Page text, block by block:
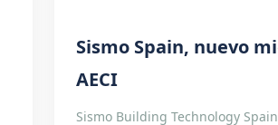
Sismo Spain, nuevo
AECI
Sismo Building Technology